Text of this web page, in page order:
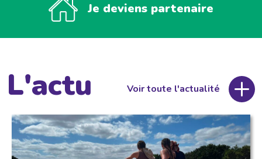
Je deviens partenaire
L'actu Voir toute l'actualité